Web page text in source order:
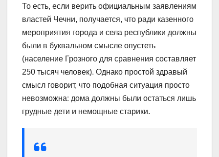
То есть, если верить официальным заявлениям
властей Чечни, получается, что ради казенного
мероприятия города и села республики должны
были в буквальном смысле опустеть
(население Грозного для сравнения составляет
250 тысяч человек). Однако простой здравый
смысл говорит, что подобная ситуация просто
невозможна: дома должны были остаться лишь
грудные дети и немощные старики.